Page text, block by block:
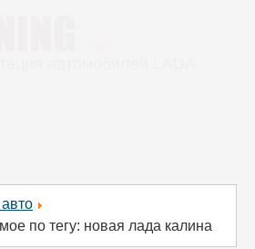
по тегу: новая лада калина